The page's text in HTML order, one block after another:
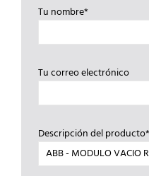
Tu nombre*
Tu correo electrónico
Descripción del producto*